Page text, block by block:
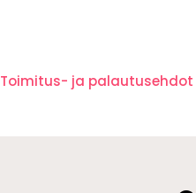
Toimitus- ja palautusehdot